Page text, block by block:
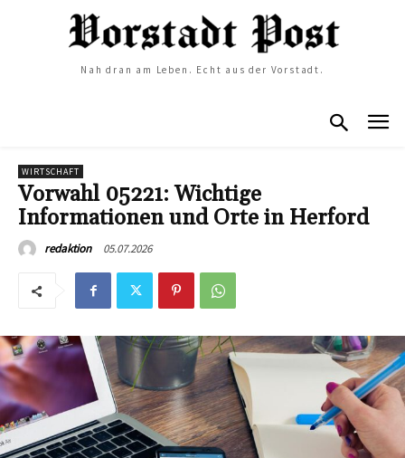
Nah dran am Leben. Echt aus der Vorstadt.
WIRTSCHAFT
Vorwahl 05221: Wichtige
Informationen und Orte in Herford
redaktion 05.07.2026